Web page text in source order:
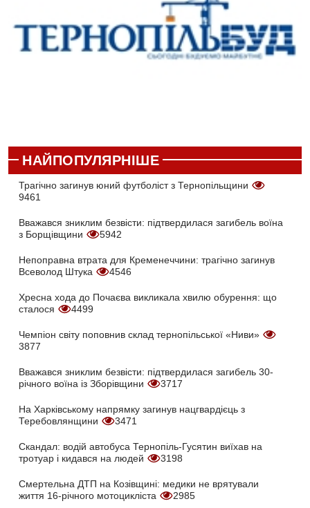
НАЙПОПУЛЯРНІШЕ
Трагічно загинув юний футболіст з Тернопільщини
9461
Вважався зниклим безвісти: підтвердилася загибель воїна
з Борщівщини
5942
Непоправна втрата для Кременеччини: трагічно загинув
Всеволод Штука
4546
Хресна хода до Почаєва викликала хвилю обурення: що
сталося
4499
Чемпіон світу поповнив склад тернопільської «Ниви»
3877
Вважався зниклим безвісти: підтвердилася загибель 30-
річного воїна із Зборівщини
3717
На Харківському напрямку загинув нацгвардієць з
Теребовлянщини
3471
Скандал: водій автобуса Тернопіль-Гусятин виїхав на
тротуар і кидався на людей
3198
Смертельна ДТП на Козівщині: медики не врятували
життя 16-річного мотоцикліста
2985